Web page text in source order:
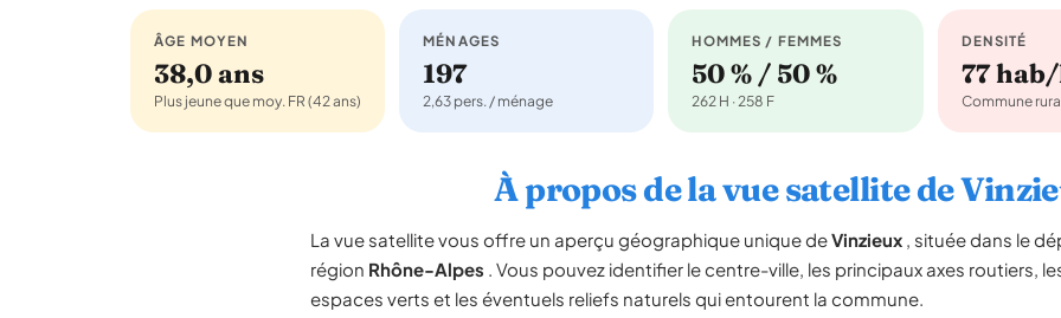
ÂGE MOYEN
38,0 ans
Plus jeune que moy. FR (42 ans)
MÉNAGES
197
2,63 pers. / ménage
HOMMES / FEMMES
50 % / 50 %
262 H · 258 F
DENSITÉ
77
Commune
À propos de la vue satellite de
La vue satellite vous offre un aperçu géographique unique deVinzieux , située dans le
région Rhône-Alpes . Vous pouvez identifier le centre-ville, les principaux axes routiers,
espaces verts et les éventuels reliefs naturels qui entourent la commune.